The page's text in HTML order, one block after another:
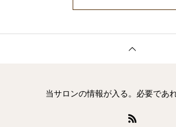
当サロンの情報が入る。必要であ